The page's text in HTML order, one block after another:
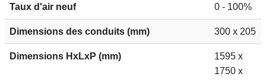
Taux d'air neuf 0 - 100%
Dimensions des conduits (mm) 300 x 205
Dimensions HxLxP (mm)
1595 x
1750 x